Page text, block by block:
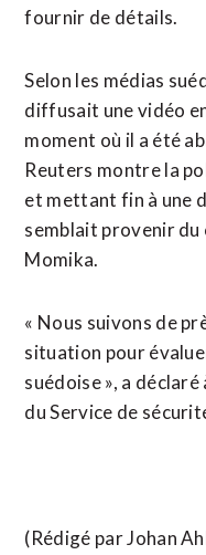
fournir de détails.
Selon les médias
diffusait une vidéo
moment où il a été
Reuters montre la
et mettant fin à une
semblait provenir du
Momika.
« Nous suivons de
situation pour
suédoise », a
du Service de
(Rédigé par Johan